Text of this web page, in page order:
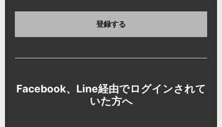
登録する
Facebook、Line経由でログインされて
いた方へ